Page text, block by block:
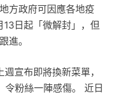
方政府可因應各地疫
日起「微解封」，但
進。
宣布即將換新菜單，
粉絲一陣感傷。 近日